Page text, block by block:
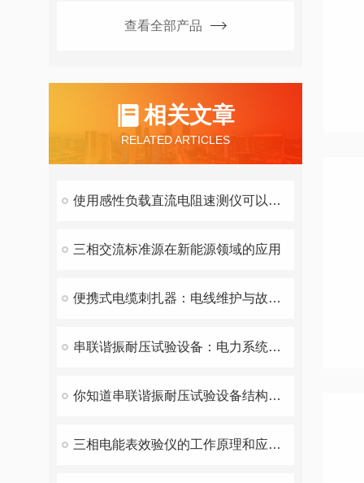
查看全部产品
相关文章
RELATED ARTICLES
使用感性负载直流电阻速测仪可以简化测试步骤
三相交流标准源在新能源领域的应用
便携式电缆刺扎器：电线维护与故障修复的得力助手
串联谐振耐压试验设备：电力系统安全的守护者
你知道串联谐振耐压试验设备结构特性吗？
三相电能表效验仪的工作原理和应用技巧